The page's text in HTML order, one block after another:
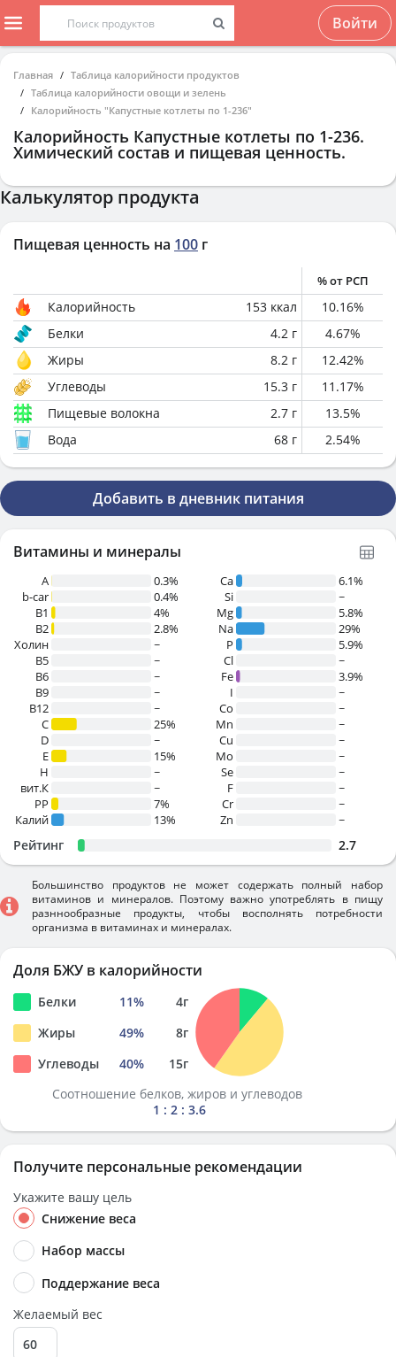
Войти
Главная
Таблица калорийности продуктов
Таблица калорийности овощи и зелень
Калорийность "Капустные котлеты по 1-236"
Калорийность Капустные котлеты по 1-236.
Химический состав и пищевая ценность.
Калькулятор продукта
Пищевая ценность на 100 г
% от РСП
Калорийность 153 ккал 10.16%
Белки
4.2 г 4.67%
Жиры
8.2 г 12.42%
Углеводы
15.3 г 11.17%
Пищевые волокна
2.7 г 13.5%
Вода
68 г 2.54%
Добавить в дневник питания
Витамины и минералы
A
0.3%
b-car
0.4%
В1
4%
B2
2.8%
Холин
~
B5
~
B6
~
B9
~
B12
~
C
25%
D
~
E
15%
H
~
вит.К
~
PP
7%
Калий
13%
Ca
6.1%
Si
~
Mg
5.8%
Na
29%
P
5.9%
Cl
~
Fe
3.9%
I
~
Co
~
Mn
~
Cu
~
Mo
~
Se
~
F
~
Cr
~
Zn
~
Рейтинг 2.7
Большинство продуктов не может содержать полный набор
витаминов и минералов. Поэтому важно употреблять в пищу
разннообразные продукты, чтобы восполнять потребности
организма в витаминах и минералах.
Доля БЖУ в калорийности
Белки 11% 4г
Жиры
49% 8г
Углеводы
40% 15г
Соотношение белков, жиров и углеводов
1 : 2 : 3.6
Получите персональные рекомендации
Укажите вашу цель
Снижение веса
Набор массы
Поддержание веса
Желаемый вес